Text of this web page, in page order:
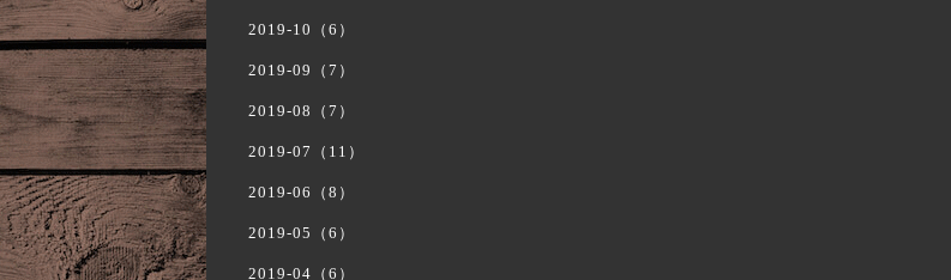
2019-10（6）
2019-09（7）
2019-08（7）
2019-07（11）
2019-06（8）
2019-05（6）
2019-04（6）